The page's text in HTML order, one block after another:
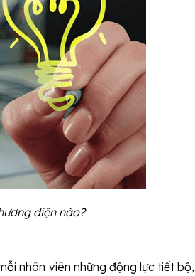
diện nào?
nhân viên những động lực tiết bộ,